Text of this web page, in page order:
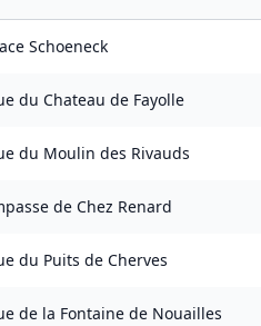
Schoeneck
du Chateau de Fayolle
du Moulin des Rivauds
de Chez Renard
du Puits de Cherves
de la Fontaine de Nouailles